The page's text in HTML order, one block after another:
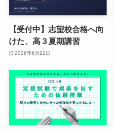
【受付中】志望校合格へ向
けた、高３夏期講習
2026年6月22日